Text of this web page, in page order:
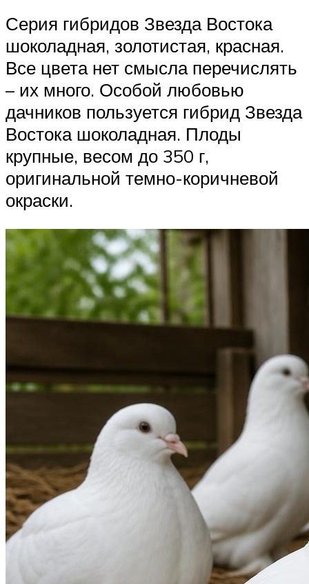
Серия гибридов Звезда Востока
шоколадная, золотистая, красная.
Все цвета нет смысла перечислять
– их много. Особой любовью
дачников пользуется гибрид Звезда
Востока шоколадная. Плоды
крупные, весом до 350 г,
оригинальной темно-коричневой
окраски.